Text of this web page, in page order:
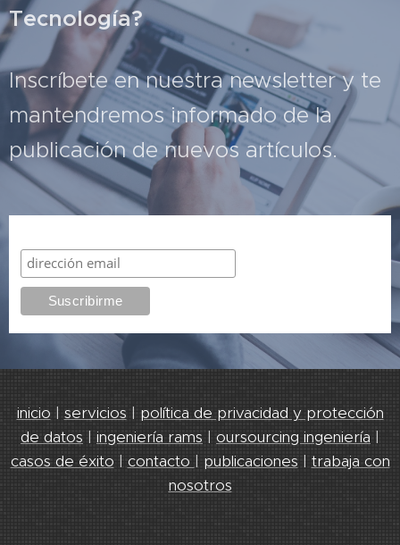
Tecnología?
Inscríbete en nuestra newsletter y te
mantendremos informado de la
publicación de nuevos artículos.
inicio | servicios | política de privacidad y protección
de datos | ingeniería rams | oursourcing ingeniería |
casos de éxito | contacto | publicaciones | trabaja con
nosotros